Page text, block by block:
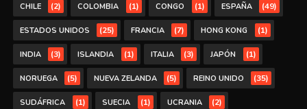
CHILE (2) COLOMBIA (1) CONGO (1) ESPAÑA (49)
ESTADOS UNIDOS (25) FRANCIA (7) HONG KONG (1)
INDIA (3) ISLANDIA (1) ITALIA (3) JAPÓN (1)
NORUEGA (5) NUEVA ZELANDA (5) REINO UNIDO (35)
SUDÁFRICA (1) SUECIA (1) UCRANIA (2)